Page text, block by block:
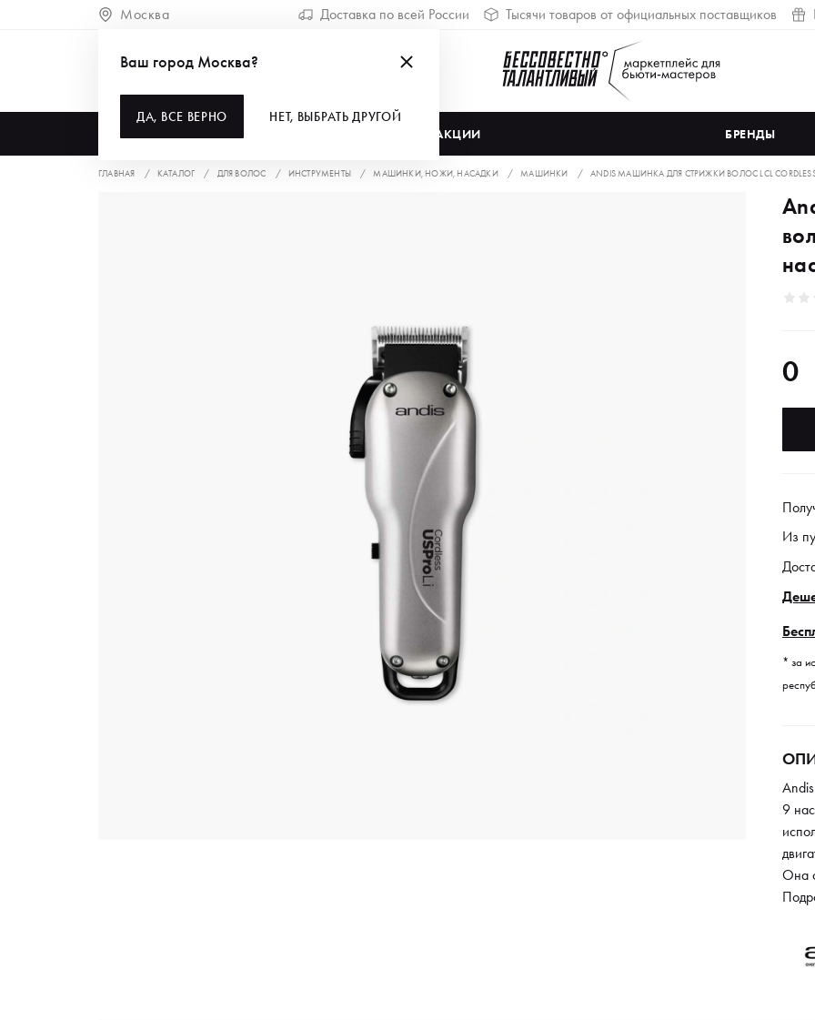
Москва Доставка по всей России Тысячи товаров от официальных поставщиков
АКЦИИ БРЕНДЫ
Ваш город Москва?
ДА, ВСЕ ВЕРНО НЕТ, ВЫБРАТЬ ДРУГОЙ
ГЛАВНАЯ КАТАЛОГ ДЛЯ ВОЛОС ИНСТРУМЕНТЫ МАШИНКИ, НОЖИ, НАСАДКИ МАШИНКИ ANDIS МАШИНКА ДЛЯ СТРИЖКИ ВОЛОС LCL
0
Из
* за
9
Она
тип